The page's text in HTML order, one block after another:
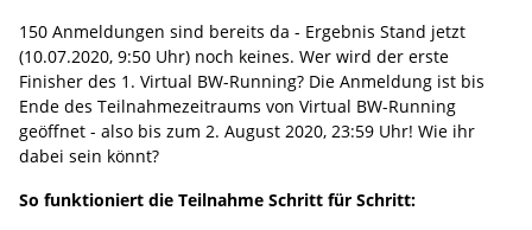
150 Anmeldungen sind bereits da - Ergebnis Stand jetzt
(10.07.2020, 9:50 Uhr) noch keines. Wer wird der erste
Finisher des 1. Virtual BW-Running? Die Anmeldung ist bis
Ende des Teilnahmezeitraums von Virtual BW-Running
geöffnet - also bis zum 2. August 2020, 23:59 Uhr! Wie ihr
dabei sein könnt?
So funktioniert die Teilnahme Schritt für Schritt: